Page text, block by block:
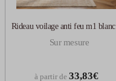
Rideau voilage anti feu m1 blanc
Sur mesure
à partir de 33,83€